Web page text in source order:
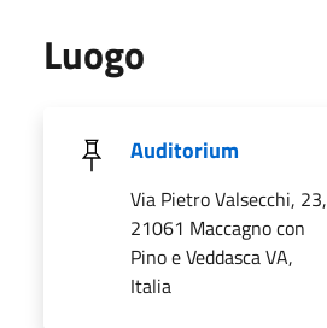
Luogo
Auditorium
Via Pietro Valsecchi, 23,
21061 Maccagno con
Pino e Veddasca VA,
Italia